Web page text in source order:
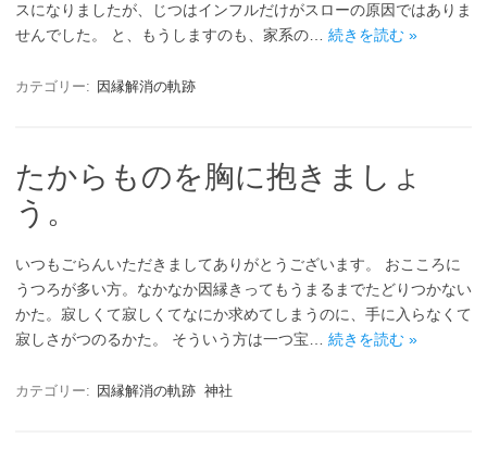
スになりましたが、じつはインフルだけがスローの原因ではありま
せんでした。 と、もうしますのも、家系の… 続きを読む »
カテゴリー: 因縁解消の軌跡
たからものを胸に抱きましょ
う。
いつもごらんいただきましてありがとうございます。 おこころに
うつろが多い方。なかなか因縁きってもうまるまでたどりつかない
かた。寂しくて寂しくてなにか求めてしまうのに、手に入らなくて
寂しさがつのるかた。 そういう方は一つ宝… 続きを読む »
カテゴリー: 因縁解消の軌跡 神社